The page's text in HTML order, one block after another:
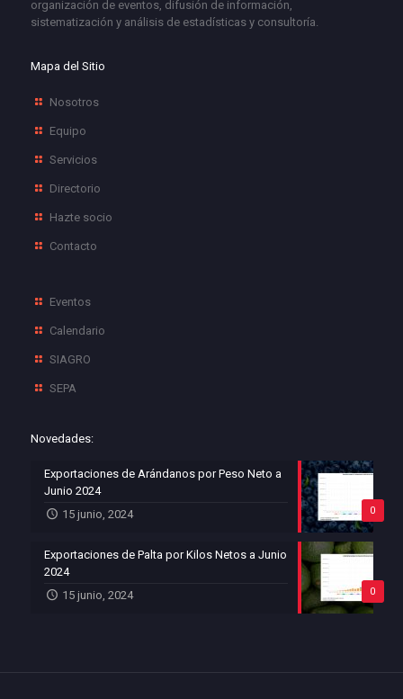
organización de eventos, difusión de información,
sistematización y análisis de estadísticas y consultoría.
Mapa del Sitio
Nosotros
Equipo
Servicios
Directorio
Hazte socio
Contacto
Eventos
Calendario
SIAGRO
SEPA
Novedades:
0
Exportaciones de Arándanos por Peso Neto a
Junio 2024
15 junio, 2024
0
Exportaciones de Palta por Kilos Netos a Junio
2024
15 junio, 2024